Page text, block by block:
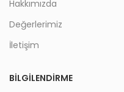
Hakkımızda
Değerlerimiz
İletişim
BILGILENDIRME